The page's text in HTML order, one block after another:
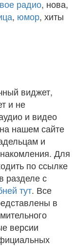
радио, нова,
, юмор, хиты
виджет,
и не
и видео
нашем сайте
и
Для
по ссылке
разделе с
тут. Все
в
версии